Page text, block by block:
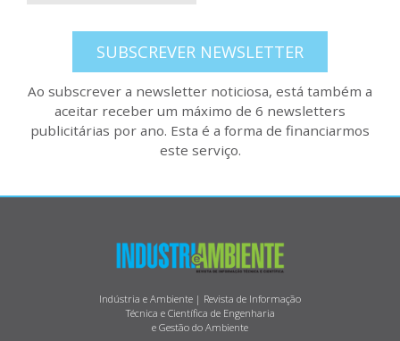
SUBSCREVER NEWSLETTER
Ao subscrever a newsletter noticiosa, está também a
aceitar receber um máximo de 6 newsletters
publicitárias por ano. Esta é a forma de financiarmos
este serviço.
Indústria e Ambiente | Revista de Informação
Técnica e Científica de Engenharia
e Gestão do Ambiente